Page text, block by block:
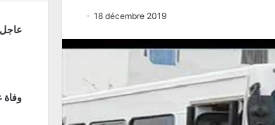
18 décembre 2019
وفاة